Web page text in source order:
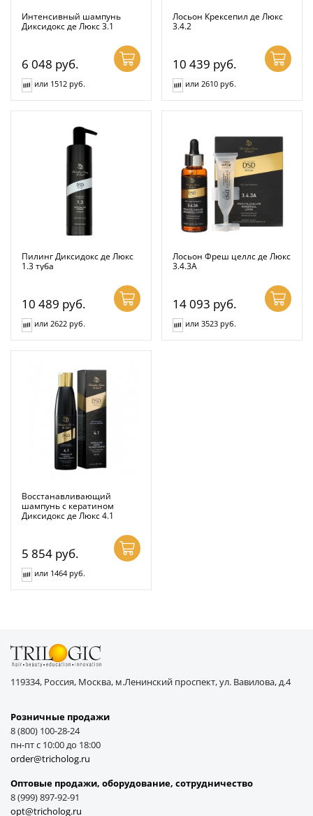
Интенсивный шампунь
Диксидокс де Люкс 3.1
6 048 руб.
или 1512 руб.
Лосьон Крексепил де Люкс
3.4.2
10 439 руб.
или 2610 руб.
Пилинг Диксидокс де Люкс
1.3 туба
10 489 руб.
или 2622 руб.
Лосьон Фреш целлс де Люкс
3.4.3А
14 093 руб.
или 3523 руб.
Восстанавливающий
шампунь с кератином
Диксидокс де Люкс 4.1
5 854 руб.
или 1464 руб.
119334, Россия, Москва, м.Ленинский проспект, ул. Вавилова, д.4
Розничные продажи
8 (800) 100-28-24
пн-пт с 10:00 до 18:00
order@tricholog.ru
Оптовые продажи, оборудование, cотрудничество
8 (999) 897-92-91
opt@tricholog.ru